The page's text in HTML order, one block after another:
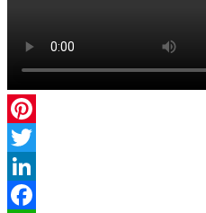
Pinterest
Twitter
LinkedIn